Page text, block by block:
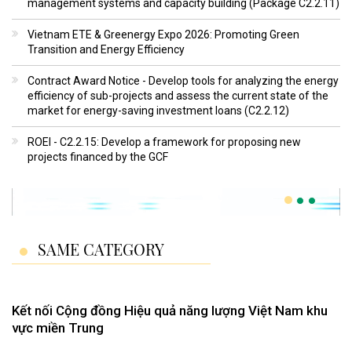
management systems and capacity building (Package C2.2.11)
Vietnam ETE & Greenergy Expo 2026: Promoting Green
Transition and Energy Efficiency
Contract Award Notice - Develop tools for analyzing the energy
efficiency of sub-projects and assess the current state of the
market for energy-saving investment loans (C2.2.12)
ROEI - C2.2.15: Develop a framework for proposing new
projects financed by the GCF
SAME CATEGORY
Kết nối Cộng đồng Hiệu quả năng lượng Việt Nam khu
vực miền Trung